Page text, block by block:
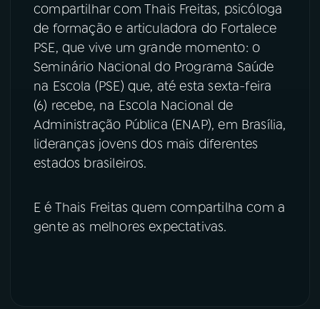
compartilhar com Thais Freitas, psicóloga
de formação e articuladora do Fortalece
PSE, que vive um grande momento: o
Seminário Nacional do Programa Saúde
na Escola (PSE) que, até esta sexta-feira
(6) recebe, na Escola Nacional de
Administração Pública (ENAP), em Brasília,
lideranças jovens dos mais diferentes
estados brasileiros.
E é Thais Freitas quem compartilha com a
gente as melhores expectativas.